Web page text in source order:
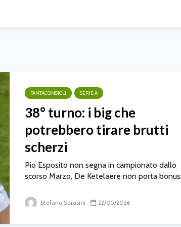
FANTACONSIGLI SERIE A
38° turno: i big che
potrebbero tirare brutti
scherzi
Pio Esposito non segna in campionato dallo
scorso Marzo, De Ketelaere non porta
Stefano Sarasini 22/05/2026